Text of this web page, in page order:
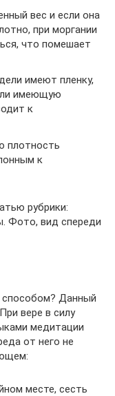
вес и если она
при моргании
что помешает
имеют пленку,
имеющую
к
плотность
к
рубрики:
Фото, вид спереди
Данный
вере в силу
медитации
от него не
месте, сесть